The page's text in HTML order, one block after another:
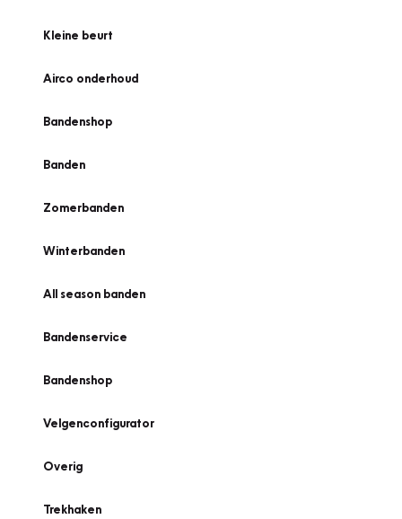
Kleine beurt
Airco onderhoud
Bandenshop
Banden
Zomerbanden
Winterbanden
All season banden
Bandenservice
Bandenshop
Velgenconfigurator
Overig
Trekhaken